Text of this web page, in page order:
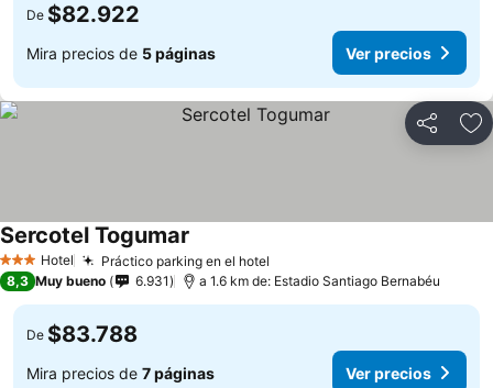
De $82.922
Mira precios de 5 páginas Ver precios
Compartir
3 Estrellas
Hotel Práctico parking en el hotel
Sercotel Togumar
8,3 Muy bueno 6.931 a 1.6 km de: Estadio Santiago Bernabéu
De $83.788
Mira precios de 7 páginas Ver precios